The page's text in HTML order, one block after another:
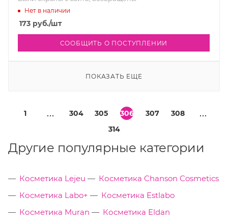
Нет в наличии
173 руб./шт
СООБЩИТЬ О ПОСТУПЛЕНИИ
ПОКАЗАТЬ ЕЩЕ
1 304 305 306 307
308
314
Другие популярные категории
Косметика Lejeu
Косметика Chanson Cosmetics
Косметика Labo+
Косметика Estlabo
Косметика Muran
Косметика Eldan